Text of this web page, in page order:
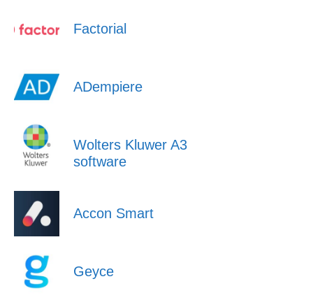
Factorial
ADempiere
Wolters Kluwer A3
software
Accon Smart
Geyce